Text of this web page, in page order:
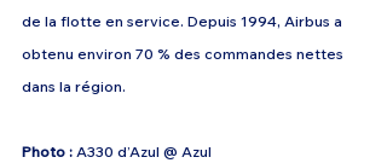
de la flotte en service. Depuis 1994, Airbus a
obtenu environ 70 % des commandes nettes
dans la région.
Photo : A330 d’Azul @ Azul